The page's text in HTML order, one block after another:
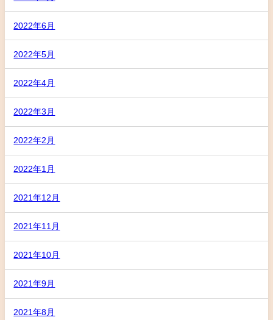
2022年6月
2022年5月
2022年4月
2022年3月
2022年2月
2022年1月
2021年12月
2021年11月
2021年10月
2021年9月
2021年8月